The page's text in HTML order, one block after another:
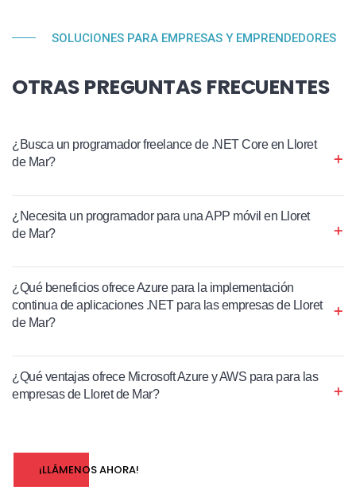
SOLUCIONES PARA EMPRESAS Y EMPRENDEDORES
OTRAS PREGUNTAS FRECUENTES
¿Busca un programador freelance de .NET Core en Lloret
de Mar?
¿Necesita un programador para una APP móvil en Lloret
de Mar?
¿Qué beneficios ofrece Azure para la implementación
continua de aplicaciones .NET para las empresas de Lloret
de Mar?
¿Qué ventajas ofrece Microsoft Azure y AWS para para las
empresas de Lloret de Mar?
¡LLÁMENOS AHORA!